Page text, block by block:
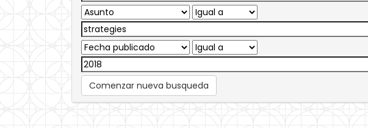
Comenzar nueva busqueda